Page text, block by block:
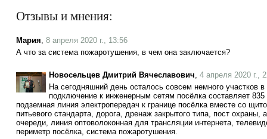
Отзывы и мнения:
Мария, 8 апреля 2020 г., 13:56
А что за система пожаротушения, в чем она заключается?
Новосельцев Дмитрий Вячеславович, 4 апреля 2020 г.,
На сегодняшний день осталось совсем немного участков
подключение к инженерным сетям посёлка составляет
подземная линия электропередач к границе посёлка вместе со
питьевого стандарта, дорога, дренаж закрытого типа, пост охраны,
очереди, линия оптоволоконная для трансляции интернета,
периметр посёлка, система пожаротушения.